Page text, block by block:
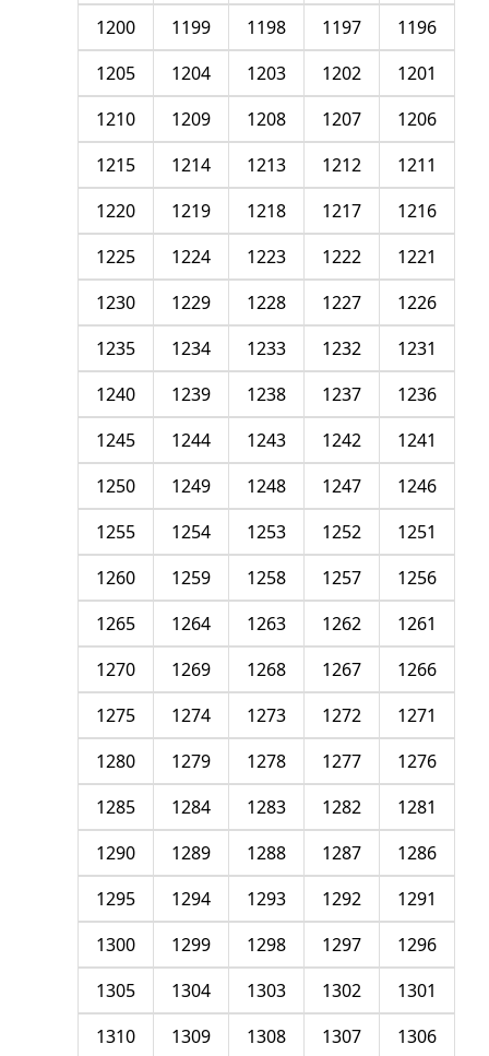
1196
1197
1198
1199
1200
1201
1202
1203
1204
1205
1206
1207
1208
1209
1210
1211
1212
1213
1214
1215
1216
1217
1218
1219
1220
1221
1222
1223
1224
1225
1226
1227
1228
1229
1230
1231
1232
1233
1234
1235
1236
1237
1238
1239
1240
1241
1242
1243
1244
1245
1246
1247
1248
1249
1250
1251
1252
1253
1254
1255
1256
1257
1258
1259
1260
1261
1262
1263
1264
1265
1266
1267
1268
1269
1270
1271
1272
1273
1274
1275
1276
1277
1278
1279
1280
1281
1282
1283
1284
1285
1286
1287
1288
1289
1290
1291
1292
1293
1294
1295
1296
1297
1298
1299
1300
1301
1302
1303
1304
1305
1306
1307
1308
1309
1310